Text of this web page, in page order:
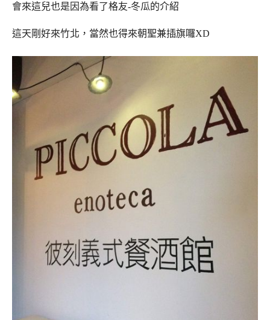
會來這兒也是因為看了格友-冬瓜的介紹
這天剛好來竹北，當然也得來朝聖兼插旗囉XD